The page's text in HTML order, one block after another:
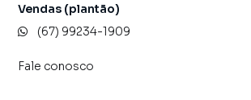
Vendas (plantão)
(67) 99234-1909
Fale conosco